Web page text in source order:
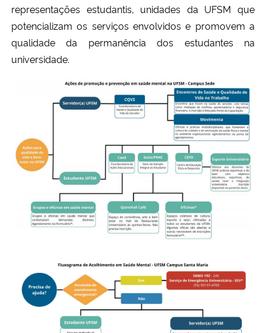
representações estudantis, unidades da UFSM que
potencializam os serviços envolvidos e promovem a
qualidade da permanência dos estudantes na
universidade.